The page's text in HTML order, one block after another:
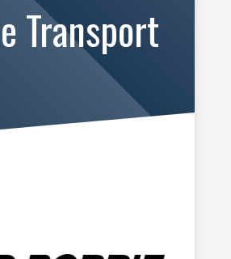
Transport